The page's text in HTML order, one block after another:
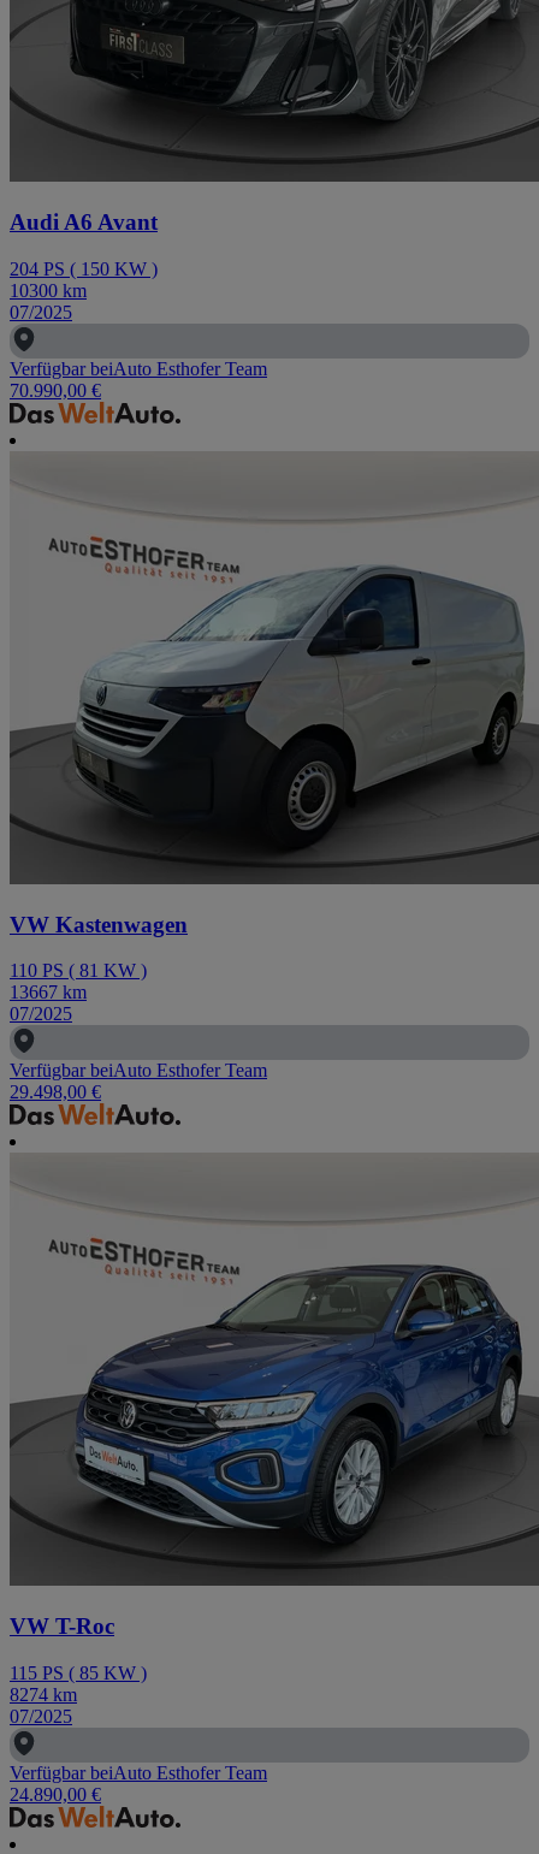
Audi A6 Avant
204 PS ( 150 KW )
10300 km
07/2025
Verfügbar beiAuto Esthofer Team
70.990,00 €
VW Kastenwagen
110 PS ( 81 KW )
13667 km
07/2025
Verfügbar beiAuto Esthofer Team
29.498,00 €
VW T-Roc
115 PS ( 85 KW )
8274 km
07/2025
Verfügbar beiAuto Esthofer Team
24.890,00 €